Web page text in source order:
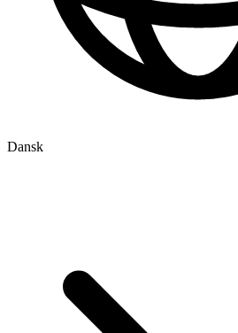
Dansk